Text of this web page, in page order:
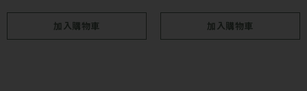
加入購物車 加入購物車